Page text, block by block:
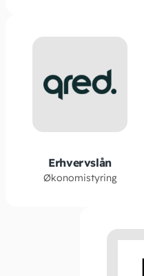
Erhvervslån
Økonomistyring